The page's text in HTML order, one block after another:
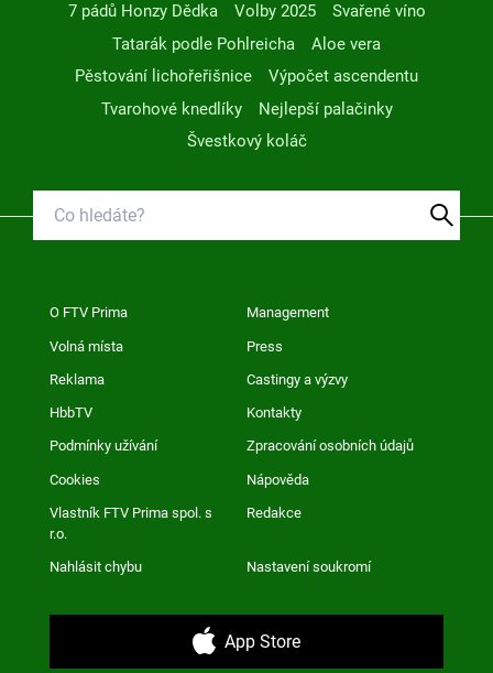
7 pádů Honzy Dědka
Volby 2025
Svařené víno
Tatarák podle Pohlreicha
Aloe vera
Pěstování lichořeřišnice
Výpočet ascendentu
Tvarohové knedlíky
Nejlepší palačinky
Švestkový koláč
O FTV Prima Management
Volná místa Press
Reklama Castingy a výzvy
HbbTV Kontakty
Podmínky užívání Zpracování osobních údajů
Cookies Nápověda
Vlastník FTV Prima spol. s
r.o.
Redakce
Nahlásit chybu Nastavení soukromí
App Store